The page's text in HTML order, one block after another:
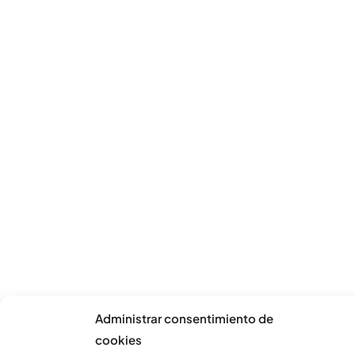
Administrar consentimiento de
cookies